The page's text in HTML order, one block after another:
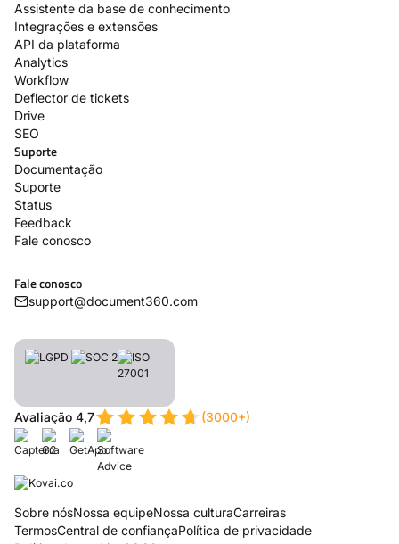
Assistente da base de conhecimento
Integrações e extensões
API da plataforma
Analytics
Workflow
Deflector de tickets
Drive
SEO
Suporte
Documentação
Suporte
Status
Feedback
Fale conosco
Fale conosco
support@document360.com
Avaliação 4,7 (3000+)
Sobre nósNossa equipeNossa culturaCarreiras
TermosCentral de confiançaPolítica de privacidade